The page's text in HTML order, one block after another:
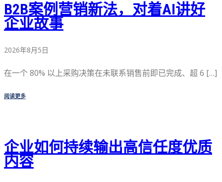
B2B案例营销新法，对着AI讲好
企业故事
2026年8月5日
在一个 80% 以上采购决策在未联系销售前即已完成、超 6 […]
阅读更多
企业如何持续输出高信任度优质
内容